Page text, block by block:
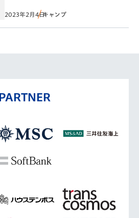
2023年2月4日キャンプ
PARTNER